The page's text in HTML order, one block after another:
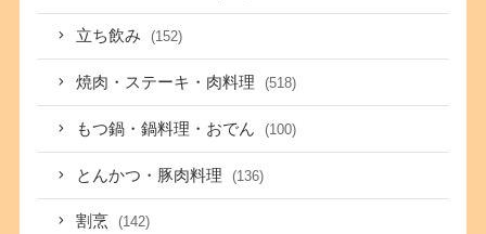
立ち飲み (152)
焼肉・ステーキ・肉料理 (518)
もつ鍋・鍋料理・おでん (100)
とんかつ・豚肉料理 (136)
割烹 (142)